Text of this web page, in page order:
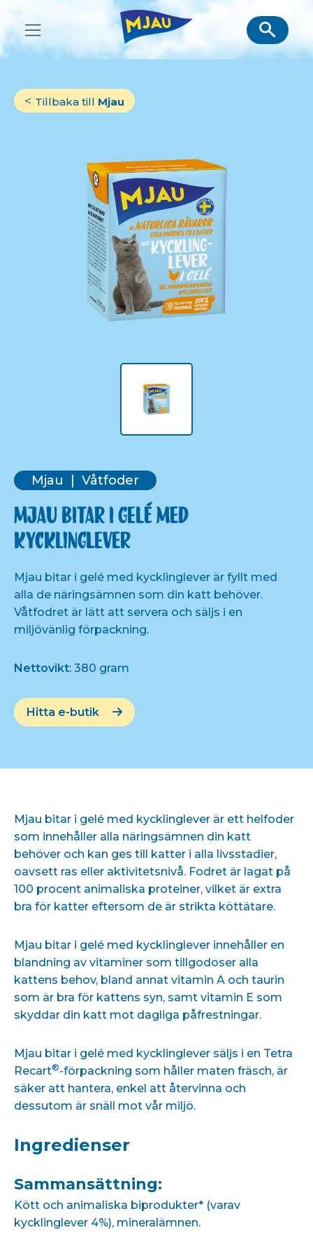
to
content
Tillbaka till Mjau
Mjau Våtfoder
Mjau bitar i gelé med
kycklinglever
Mjau bitar i gelé med kycklinglever är fyllt med
alla de näringsämnen som din katt behöver.
Våtfodret är lätt att servera och säljs i en
miljövänlig förpackning.
Nettovikt: 380 gram
Hitta e-butik
Mjau bitar i gelé med kycklinglever är ett helfoder
som innehåller alla näringsämnen din katt
behöver och kan ges till katter i alla livsstadier,
oavsett ras eller aktivitetsnivå. Fodret är lagat på
100 procent animaliska proteiner, vilket är extra
bra för katter eftersom de är strikta köttätare.
Mjau bitar i gelé med kycklinglever innehåller en
blandning av vitaminer som tillgodoser alla
kattens behov, bland annat vitamin A och taurin
som är bra för kattens syn, samt vitamin E som
skyddar din katt mot dagliga påfrestningar.
Mjau bitar i gelé med kycklinglever säljs i en Tetra
Recart®-förpackning som håller maten fräsch, är
säker att hantera, enkel att återvinna och
dessutom är snäll mot vår miljö.
Ingredienser
Sammansättning:
Kött och animaliska biprodukter* (varav
kycklinglever 4%), mineralämnen.